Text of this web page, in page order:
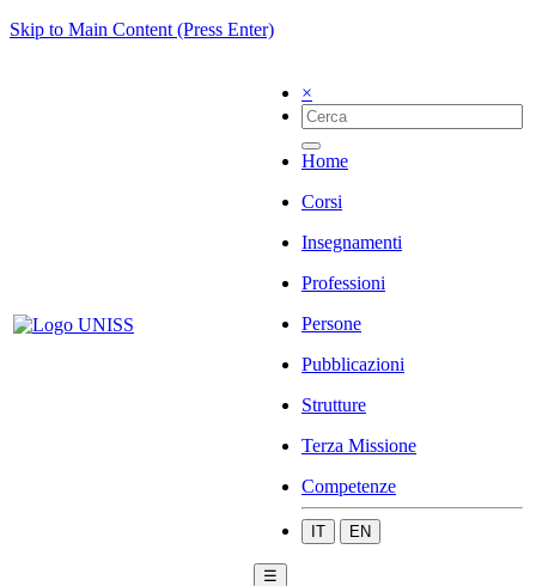
Skip to Main Content (Press Enter)
×
Home
Corsi
Insegnamenti
Professioni
Persone
Pubblicazioni
Strutture
Terza Missione
Competenze
IT EN
☰